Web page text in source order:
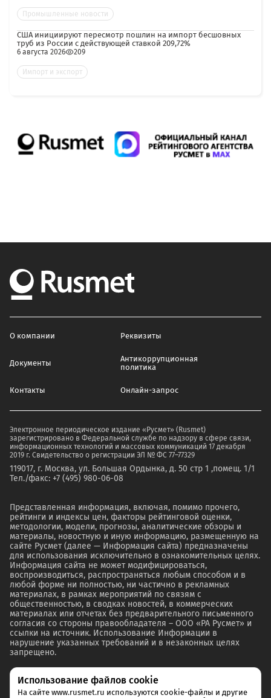
Промышленные новости
США инициируют пересмотр пошлин на импорт бесшовных
труб из России с действующей ставкой 209,72%
6 августа 2026 209
Импорт и экспорт
О компании Реквизиты
Документы
Антикоррупционная
политика
Контакты Онлайн-запрос
Электронное периодическое издание «Русмет» (Rusmet)
зарегистрировано в Федеральной службе по надзору в сфере связи,
информационных технологий и массовых коммуникаций 17 декабря
2019 г. Свидетельство о регистрации ЭЛ № ФС 77–77329
119017, г. Москва, ул. Большая Ордынка, д. 50 стр 1 ,помещ. 1/1
Тел./факс: +7 (495) 980-06-08
Представленная информация, включая, помимо прочего,
рейтинги и индексы цен, факторы рейтинговой оценки,
методологии, модели, прогнозы, аналитические обзоры и
материалы, новостную и иную информацию, размещенную на
сайте Русмет (далее — Информация сайта) предназначены
для использования исключительно в ознакомительных целях.
Информация сайта не может модифицироваться,
воспроизводиться, распространяться любым способом и в
любой форме ни полностью, ни частично в рекламных
материалах, в рамках мероприятий по связям с
общественностью, в сводках новостей, в коммерческих
материалах или отчетах без предварительного письменного
согласия со стороны правообладателя – ООО «РА Русмет» и
ссылки на источник. Использование Информации в
нарушение указанных требований и в незаконных целях
запрещено.
Использование файлов cookie
На сайте www.rusmet.ru используются cookie-файлы и другие